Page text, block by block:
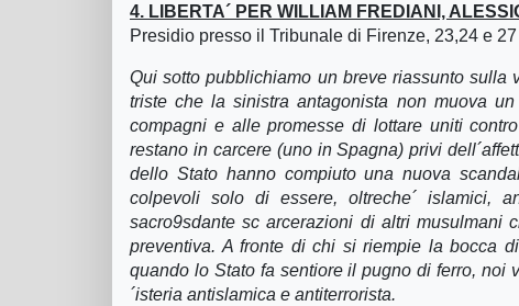
4. LIBERTA´ PER WILLIAM FREDIANI,
Presidio presso il Tribunale di Firenze, 23,24 e
Qui sotto pubblichiamo un breve riassunto sulla
triste che la sinistra antagonista non muova
compagni e alle promesse di lottare uniti
restano in carcere (uno in Spagna) privi
dello Stato hanno compiuto una nuova
colpevoli solo di essere, oltreche´ islamici,
sacro9sdante sc arcerazioni di altri musulmani
preventiva. A fronte di chi si riempie la bocca
quando lo Stato fa sentiore il pugno di ferro, noi
´isteria antislamica e antiterrorista.